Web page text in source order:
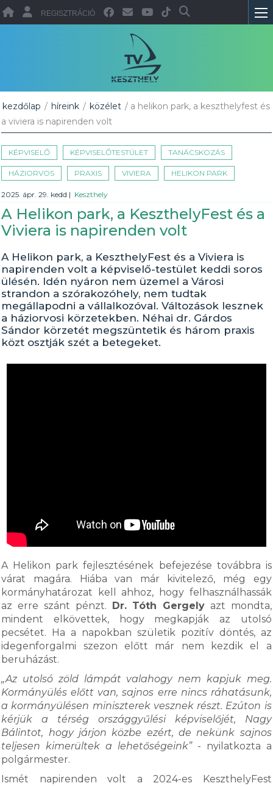
REGISZTRÁCIÓ
kezdőlap / híreink / közélet / a helikon park, a keszthelyfest és
a viviera is napirenden volt
KÉPVISELŐ KÉPVISELŐTESTÜLET TANÁCSKOZÁS
HÁZIORVOS PRAXIS VIVIERA HELIKON PARK
2025. ápr. 29. kedd | Keszthely
A Helikon park, a KeszthelyFest és a
Viviera is napirenden volt
A Helikon park, a KeszthelyFest és a Viviera is
napirenden volt a képviselő-testület keddi soros
ülésén. Idén nyáron nem üzemel a Városi
strandon a szórakozóhely, nem tudtak
megállapodni a vállalkozóval. Változások lesznek
a háziorvosi körzetekben. Néhai dr. Gárdos
Sándor körzetét megszüntetik és három praxis
közt osztják szét a betegeket.
A Helikon park fejlesztésének befejezése továbbra is
várat magára. Hiába van már kivitelező, még egy
kormányhatározat kell ahhoz, hogy felhasználhassák
az erre szánt pénzt. Dr. Tóth Gergely azt mondta,
mindent elkövettek, hogy megkapják az utolsó
pecsétet. Ha a napokban születik pozitív döntés, az
idegenforgalmi szezon előtt már nem kezdik el a
beruházást.
„Az utolsó zöld lámpát valahogy nem kapjuk meg.
Kormányülés előtt van, sajnos erre nincs ráhatásunk,
a kormányülésen miniszterek vesznek részt. Ezúton is
kérjük a térség országgyűlési képviselőjét, Nagy
Bálintot, hogy járjon közbe ezért, de nekünk sajnos
teljesen kimerültek a lehetőségeink” - nyilatkozta a
polgármester.
Ismét napirenden volt a 2024-es KeszthelyFest